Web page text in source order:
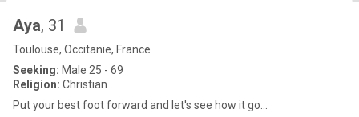
Aya, 31
Toulouse, Occitanie, France
Seeking: Male 25 - 69
Religion: Christian
Put your best foot forward and let's see how it go...